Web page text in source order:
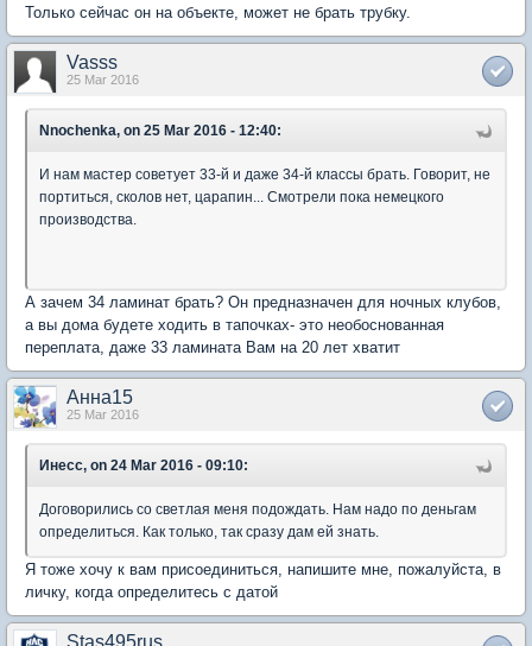
Только сейчас он на объекте, может не брать трубку.
Vasss
25 Mar 2016
Nnochenka, on 25 Mar 2016 - 12:40:
И нам мастер советует 33-й и даже 34-й классы брать. Говорит, не
портиться, сколов нет, царапин... Смотрели пока немецкого
производства.
А зачем 34 ламинат брать? Он предназначен для ночных клубов,
а вы дома будете ходить в тапочках- это необоснованная
переплата, даже 33 ламината Вам на 20 лет хватит
Анна15
25 Mar 2016
Инесс, on 24 Mar 2016 - 09:10:
Договорились со светлая меня подождать. Нам надо по деньгам
определиться. Как только, так сразу дам ей знать.
Я тоже хочу к вам присоединиться, напишите мне, пожалуйста, в
личку, когда определитесь с датой
Stas495rus